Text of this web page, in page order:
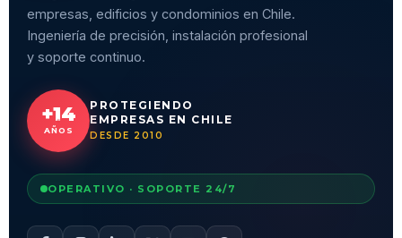
empresas, edificios y condominios en Chile.
Ingeniería de precisión, instalación profesional
y soporte continuo.
+14
AÑOS
PROTEGIENDO
EMPRESAS EN CHILE
DESDE 2010
OPERATIVO · SOPORTE 24/7